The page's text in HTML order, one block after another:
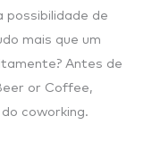
possibilidade de
mais que um
Antes de
or Coffee,
coworking.